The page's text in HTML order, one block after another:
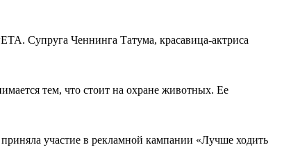
Супруга Ченнинга Татума, красавица-актриса
тем, что стоит на охране животных. Ее
участие в рекламной кампании «Лучше ходить